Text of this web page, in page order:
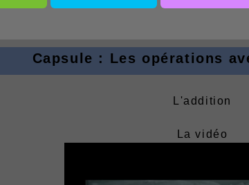
Capsule : Les opérations
L'addition
La vidéo